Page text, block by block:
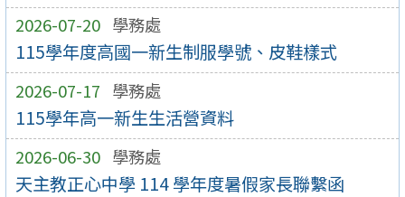
2026-07-20 學務處
115學年度高國一新生制服學號、皮鞋樣式
2026-07-17 學務處
115學年高一新生生活營資料
2026-06-30 學務處
天主教正心中學 114 學年度暑假家長聯繫函